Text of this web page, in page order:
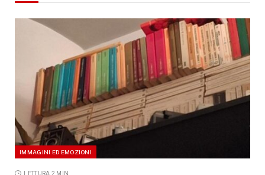
IMMAGINI ED EMOZIONI
LETTURA 2 MIN.